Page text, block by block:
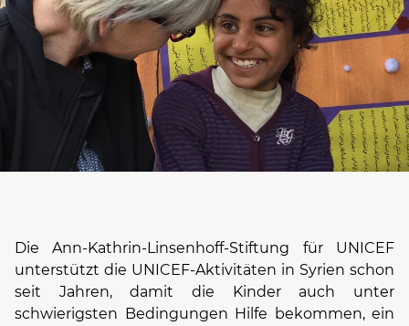
Die Ann-Kathrin-Linsenhoff-Stiftung für UNICEF
unterstützt die UNICEF-Aktivitäten in Syrien schon
seit Jahren, damit die Kinder auch unter
schwierigsten Bedingungen Hilfe bekommen, ein